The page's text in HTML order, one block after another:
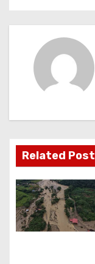
ó
n
d
e
e
Related Post